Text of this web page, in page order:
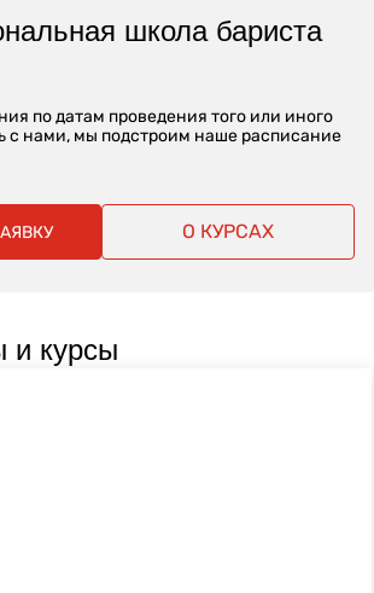
школа бариста
по датам проведения того или иного
с нами, мы подстроим наше расписание
О КУРСАХ
и курсы